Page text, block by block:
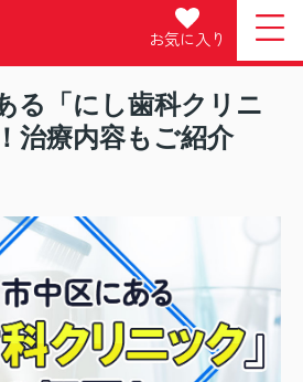
お気に入り
る「にし歯科クリニ
治療内容もご紹介